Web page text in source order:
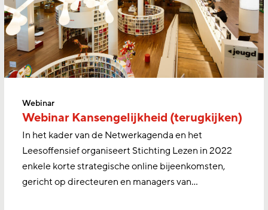
Webinar
Webinar Kansengelijkheid (terugkijken)
In het kader van de Netwerkagenda en het
Leesoffensief organiseert Stichting Lezen in 2022
enkele korte strategische online bijeenkomsten,
gericht op directeuren en managers van…